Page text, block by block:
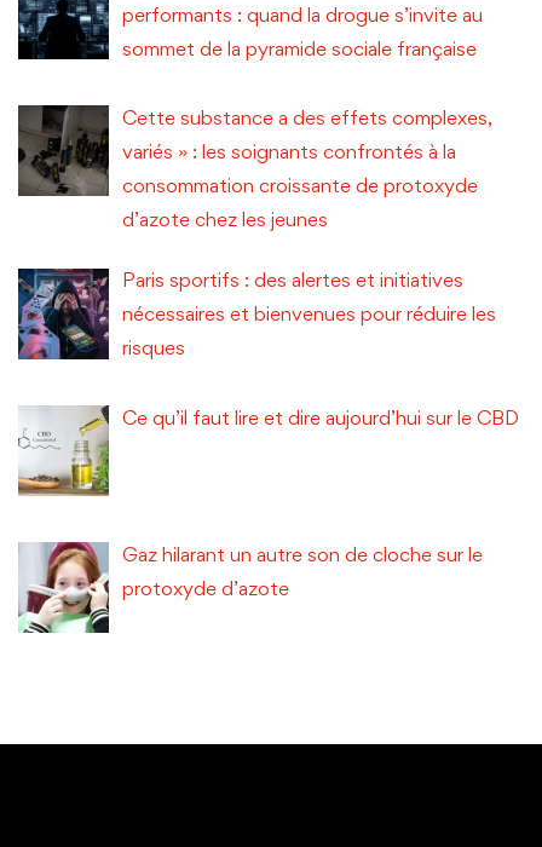
performants : quand la drogue s’invite au
sommet de la pyramide sociale française
Cette substance a des effets complexes,
variés » : les soignants confrontés à la
consommation croissante de protoxyde
d’azote chez les jeunes
Paris sportifs : des alertes et initiatives
nécessaires et bienvenues pour réduire les
risques
Ce qu’il faut lire et dire aujourd’hui sur le CBD
Gaz hilarant un autre son de cloche sur le
protoxyde d’azote